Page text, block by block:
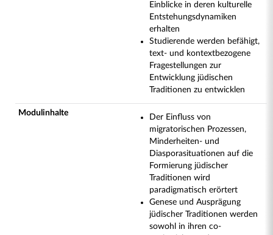
Einblicke in deren kulturelle
Entstehungsdynamiken
erhalten
Studierende werden befähigt,
text- und kontextbezogene
Fragestellungen zur
Entwicklung jüdischen
Traditionen zu entwicklen
Modulinhalte
Der Einfluss von
migratorischen Prozessen,
Minderheiten- und
Diasporasituationen auf die
Formierung jüdischer
Traditionen wird
paradigmatisch erörtert
Genese und Ausprägung
jüdischer Traditionen werden
sowohl in ihren co-